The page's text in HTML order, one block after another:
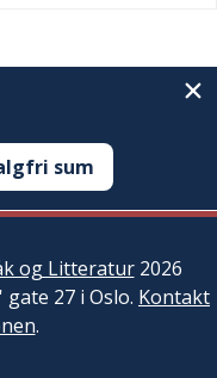
sum
og Litteratur2026
27 i Oslo. Kontakt
.